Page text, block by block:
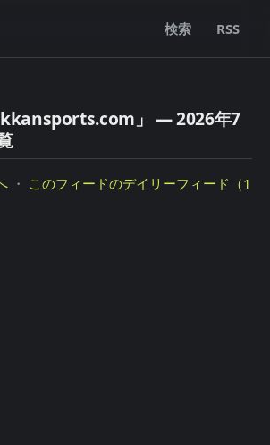
検索 RSS
」 — 2026年7
・ このフィードのデイリーフィード（1